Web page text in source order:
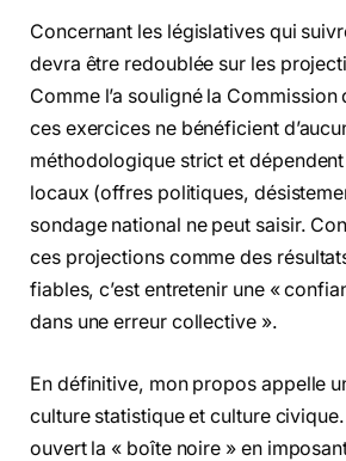
Concernant les législatives qui
devra être redoublée sur les
Comme l’a souligné la Commission
ces exercices ne bénéficient
méthodologique strict et
locaux (offres politiques,
sondage national ne peut saisir.
ces projections comme des
fiables, c’est entretenir une «
dans une erreur collective ».
En définitive, mon propos appelle
culture statistique et culture
ouvert la « boîte noire » en